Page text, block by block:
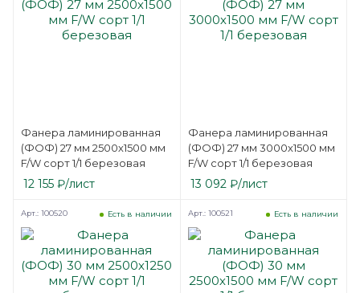
Фанера ламинированная
(ФОФ) 27 мм 2500х1500 мм
F/W сорт 1/1 березовая
12 155 ₽/лист
Фанера ламинированная
(ФОФ) 27 мм 3000х1500 мм
F/W сорт 1/1 березовая
13 092₽/лист
Есть в наличии
Арт.: 100520 Есть в наличии
Арт.: 100521